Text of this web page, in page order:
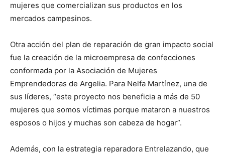
mujeres que comercializan sus productos en los
mercados campesinos.
Otra acción del plan de reparación de gran impacto social
fue la creación de la microempresa de confecciones
conformada por la Asociación de Mujeres
Emprendedoras de Argelia. Para Nelfa Martínez, una de
sus líderes, “este proyecto nos beneficia a más de 50
mujeres que somos víctimas porque mataron a nuestros
esposos o hijos y muchas son cabeza de hogar”.
Además, con la estrategia reparadora Entrelazando, que